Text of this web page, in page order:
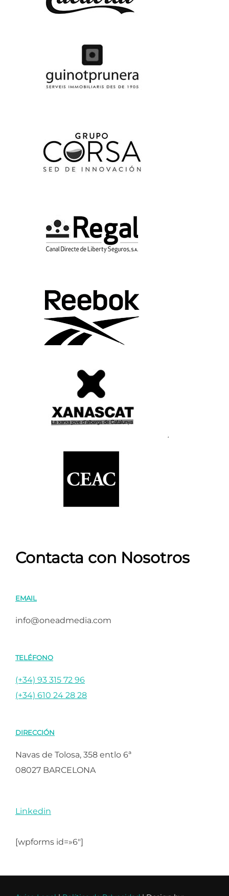
Contacta con Nosotros
EMAIL
info@oneadmedia.com
TELÉFONO
(+34) 93 315 72 96
(+34) 610 24 28 28
DIRECCIÓN
Navas de Tolosa, 358 entlo 6ª
08027 BARCELONA
Linkedin
[wpforms id=»6″]